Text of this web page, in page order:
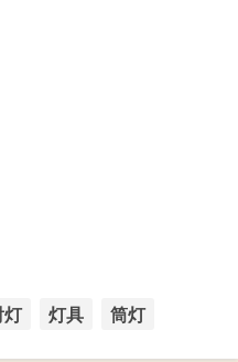
灯 灯具 筒灯